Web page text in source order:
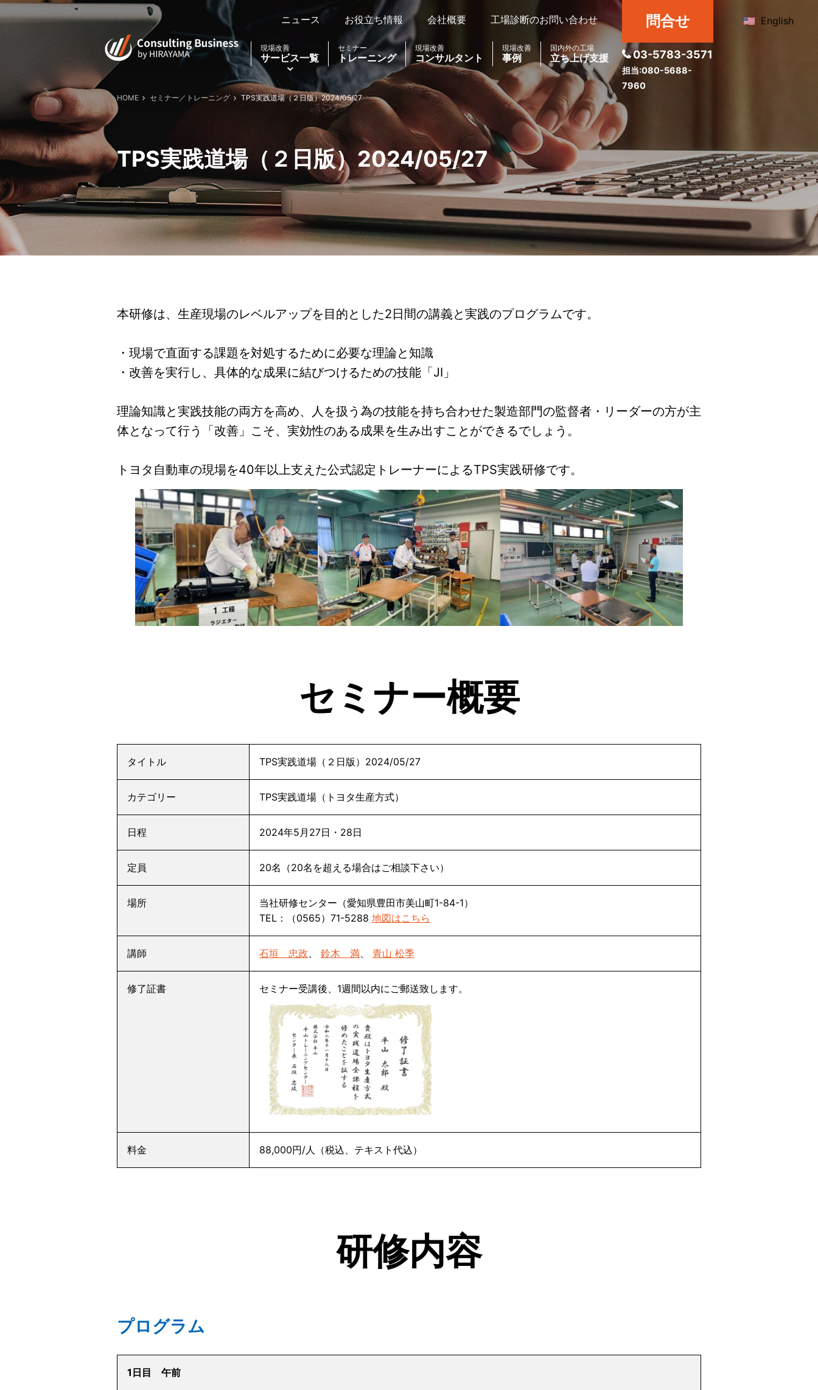
English
ニュース お役立ち情報 会社概要 工場診断のお問い合わせ
現場改善
サービス一覧
セミナー
トレーニング
現場改善
コンサルタント
現場改善
事例
国内外の工場
立ち上げ支援
問合せ
03-5783-3571
担当:080-5688-
7960
TPS実践道場（２日版）2024/05/27
HOME セミナー／トレーニング TPS実践道場（２日版）2024/05/27
本研修は、生産現場のレベルアップを目的とした2日間の講義と実践のプログラムです。
・現場で直面する課題を対処するために必要な理論と知識
・改善を実行し、具体的な成果に結びつけるための技能「JI」
理論知識と実践技能の両方を高め、人を扱う為の技能を持ち合わせた製造部門の監督者・リーダーの方が主
体となって行う「改善」こそ、実効性のある成果を生み出すことができるでしょう。
トヨタ自動車の現場を40年以上支えた公式認定トレーナーによるTPS実践研修です。
セミナー概要
タイトル TPS実践道場（２日版）2024/05/27
カテゴリー TPS実践道場（トヨタ生産方式）
日程 2024年5月27日・28日
定員 20名（20名を超える場合はご相談下さい）
場所
当社研修センター（愛知県豊田市美山町1-84-1）
TEL：（0565）71-5288 地図はこちら
講師 石垣 忠政、 鈴木 満、 青山 松季
修了証書 セミナー受講後、1週間以内にご郵送致します。
料金 88,000円/人（税込、テキスト代込）
研修内容
プログラム
1日目 午前